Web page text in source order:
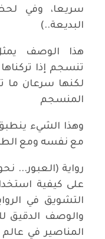
سريعا، وفي
البديعة..)
هذا الوصف
تنسجم إذا
لكنها سرعان ما
المنسجم
وهذا الشيء
مع نفسه ومع
رواية (العبور...
على كيفية
التشويق في
والوصف الدقيق
المناصير في